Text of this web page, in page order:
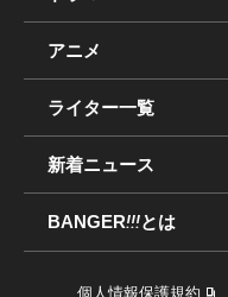
アニメ
ライター一覧
新着ニュース
BANGER!!!とは
個人情報保護規約